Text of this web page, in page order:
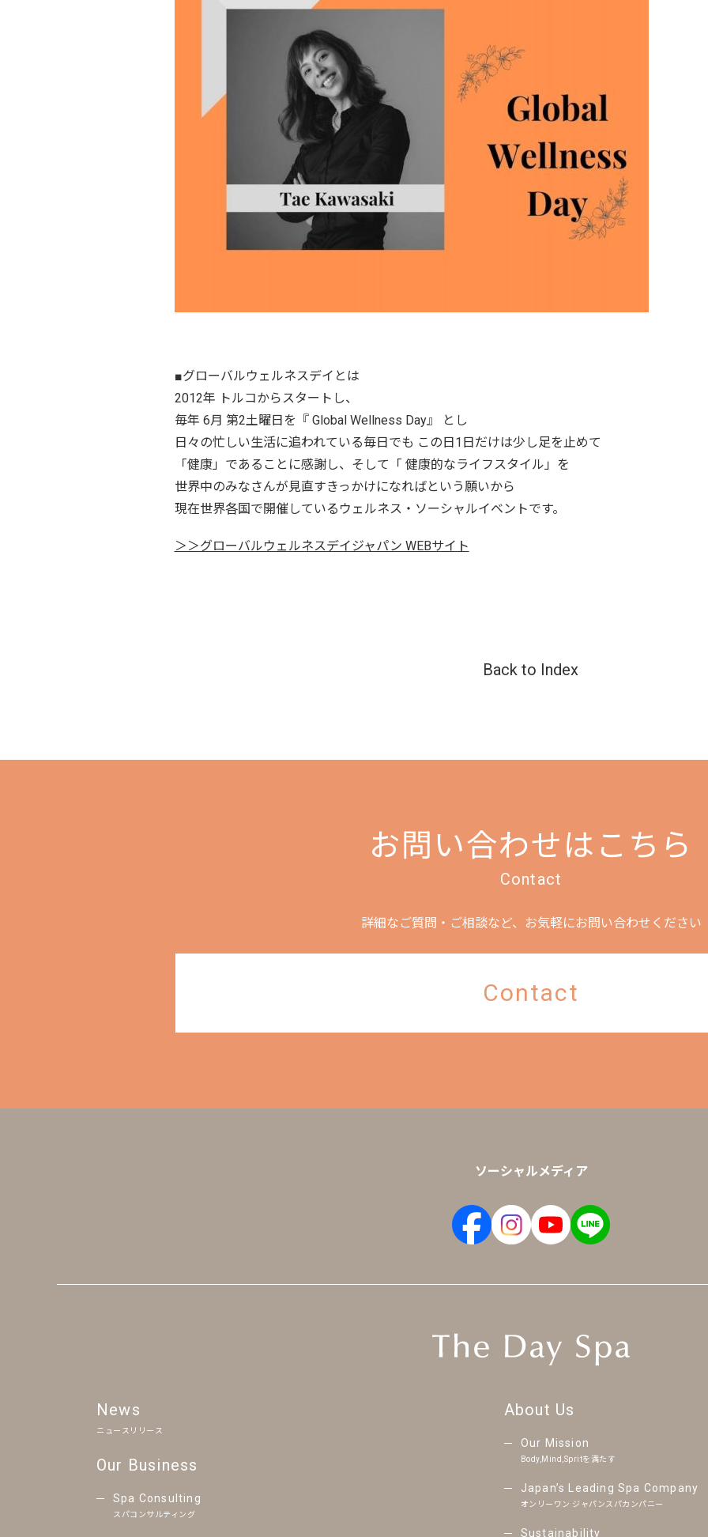
■グローバルウェルネスデイとは
2012年 トルコからスタートし、
毎年 6月 第2土曜日を『 Global Wellness Day』 とし
日々の忙しい生活に追われている毎日でも この日1日だけは少し足を止めて
「健康」であることに感謝し、そして「 健康的なライフスタイル」を
世界中のみなさんが見直すきっかけになればという願いから
現在世界各国で開催しているウェルネス・ソーシャルイベントです。
＞＞グローバルウェルネスデイジャパン WEBサイト
Back to Index
お問い合わせはこちら
Contact
詳細なご質問・ご相談など、 お気軽にお問い合わせください
Contact
ソーシャルメディア
News
ニュースリリース
Our Business
Spa Consulting
スパコンサルティング
About Us
Our Mission
Body,Mind,Spritを満たす
Japan’s Leading Spa Company
オンリーワン ジャパンスパカンパニー
Sustainability